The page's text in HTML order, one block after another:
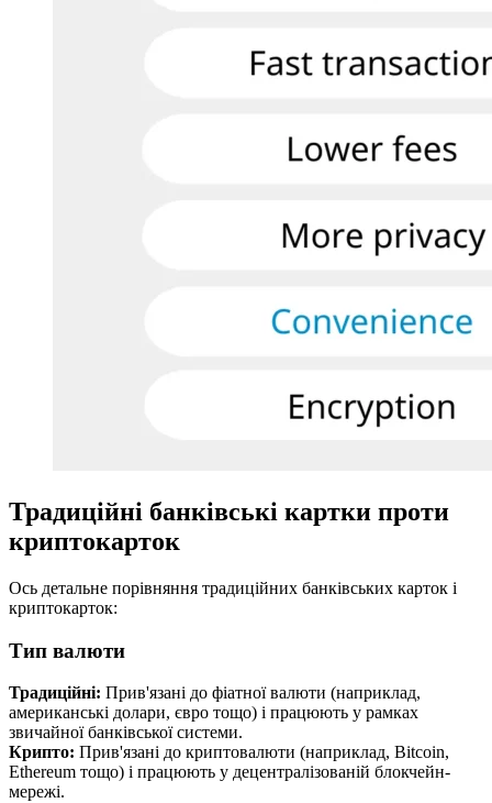
Традиційні банківські картки проти
криптокарток
Ось детальне порівняння традиційних банківських карток і
криптокарток:
Тип валюти
Традиційні: Прив'язані до фіатної валюти (наприклад,
американські долари, євро тощо) і працюють у рамках
звичайної банківської системи.
Крипто: Прив'язані до криптовалюти (наприклад, Bitcoin,
Ethereum тощо) і працюють у децентралізованій блокчейн-
мережі.